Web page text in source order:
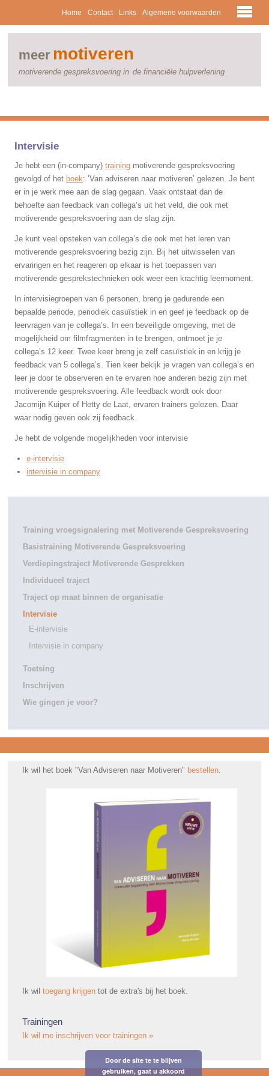
Home Contact Links Algemene voorwaarden
meer motiveren
motiverende gespreksvoering in de financiële hulpverlening
Intervisie
Je hebt een (in-company) training motiverende gespreksvoering
gevolgd of het boek: ‘Van adviseren naar motiveren’ gelezen. Je bent
er in je werk mee aan de slag gegaan. Vaak ontstaat dan de
behoefte aan feedback van collega’s uit het veld, die ook met
motiverende gespreksvoering aan de slag zijn.
Je kunt veel opsteken van collega’s die ook met het leren van
motiverende gespreksvoering bezig zijn. Bij het uitwisselen van
ervaringen en het reageren op elkaar is het toepassen van
motiverende gesprekstechnieken ook weer een krachtig leermoment.
In intervisiegroepen van 6 personen, breng je gedurende een
bepaalde periode, periodiek casuïstiek in en geef je feedback op de
leervragen van je collega’s. In een beveiligde omgeving, met de
mogelijkheid om filmfragmenten in te brengen, ontmoet je je
collega’s 12 keer. Twee keer breng je zelf casuïstiek in en krijg je
feedback van 5 collega’s. Tien keer bekijk je vragen van collega’s en
leer je door te observeren en te ervaren hoe anderen bezig zijn met
motiverende gespreksvoering. Alle feedback wordt ook door
Jacomijn Kuiper of Hetty de Laat, ervaren trainers gelezen. Daar
waar nodig geven ook zij feedback.
Je hebt de volgende mogelijkheden voor intervisie
e-intervisie
intervisie in company
Training vroegsignalering met Motiverende Gespreksvoering
Basistraining Motiverende Gespreksvoering
Verdiepingstraject Motiverende Gesprekken
Individueel traject
Traject op maat binnen de organisatie
Intervisie
E-intervisie
Intervisie in company
Toetsing
Inschrijven
Wie gingen je voor?
Ik wil het boek "Van Adviseren naar Motiveren" bestellen
Ik wil toegang krijgen tot de extra's bij het boek.
Trainingen
Ik wil me inschrijven voor trainingen »
Door de site te te blijven
gebruiken, gaat u akkoord